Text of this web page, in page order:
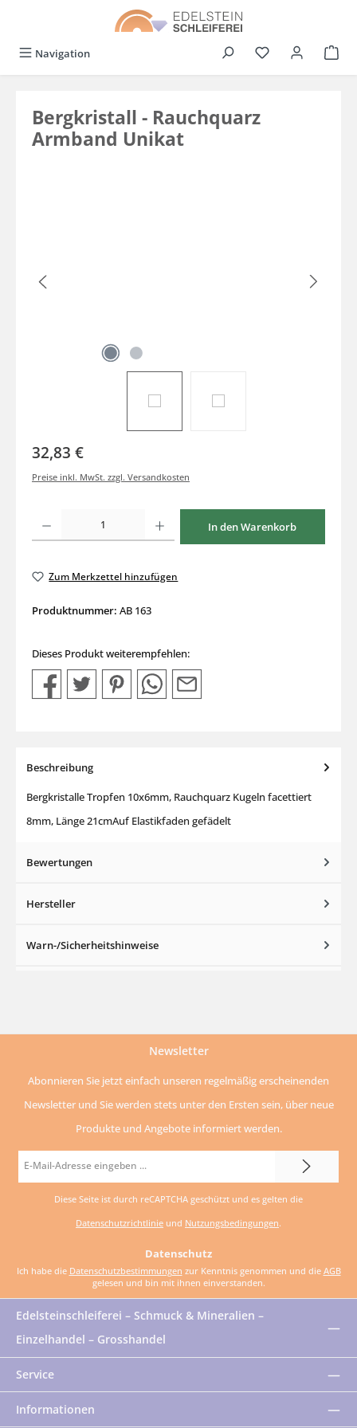
Navigation Du hast 0
Bergkristall - Rauchquarz
Armband Unikat
32,83 €
Preise inkl. MwSt. zzgl. Versandkosten
Produkt Anzahl: Gib den gewünschten Wert ein oder benutze die Schaltflächen um
In den Warenkorb
Zum Merkzettel hinzufügen
Produktnummer: AB 163
Dieses Produkt weiterempfehlen:
Beschreibung
Bergkristalle Tropfen 10x6mm, Rauchquarz Kugeln facettiert
8mm, Länge 21cmAuf Elastikfaden gefädelt
Bewertungen
Hersteller
Warn-/Sicherheitshinweise
Newsletter
Abonnieren Sie jetzt einfach unseren regelmäßig erscheinenden
Newsletter und Sie werden stets unter den Ersten sein, über neue
Produkte und Angebote informiert werden.
E-
Mail-
Diese Seite ist durch reCAPTCHA geschützt und es gelten die
Datenschutzrichtlinie und Nutzungsbedingungen.
Datenschutz
Ich habe die Datenschutzbestimmungen zur Kenntnis genommen und die AGB
gelesen und bin mit ihnen einverstanden.
Edelsteinschleiferei – Schmuck & Mineralien –
Einzelhandel – Grosshandel
Service
Informationen